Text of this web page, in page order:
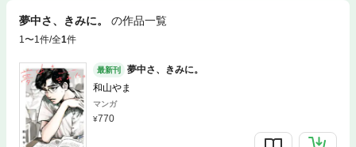
夢中さ、きみに。 の作品一覧
1〜1件/全1件
最新刊
夢中さ、きみに。
和山やま
マンガ
770